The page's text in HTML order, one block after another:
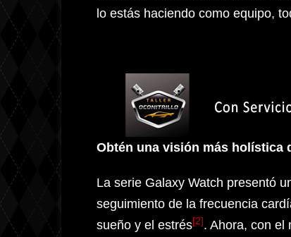
lo estás haciendo como equipo,
Obtén una visión más holística
La serie Galaxy Watch presentó
seguimiento de la frecuencia
sueño y el estrés[2] . Ahora, con el